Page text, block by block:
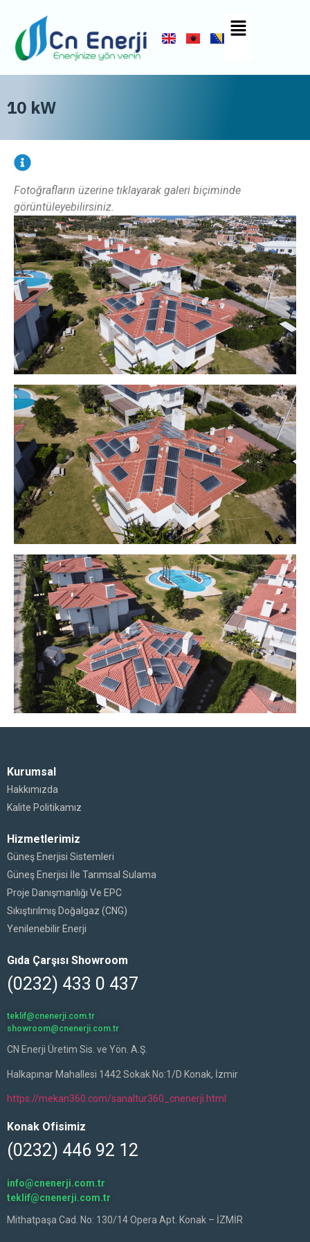
10 kW
Fotoğrafların üzerine tıklayarak galeri biçiminde
görüntüleyebilirsiniz.
Kurumsal
Hakkımızda
Kalite Politikamız
Hizmetlerimiz
Güneş Enerjisi Sistemleri
Güneş Enerjisi İle Tarımsal Sulama
Proje Danışmanlığı Ve EPC
Sıkıştırılmış Doğalgaz (CNG)
Yenilenebilir Enerji
Gıda Çarşısı Showroom
(0232) 433 0 437
teklif@cnenerji.com.tr
showroom@cnenerji.com.tr
CN Enerji Üretim Sis. ve Yön. A.Ş.
Halkapınar Mahallesi 1442 Sokak No:1/D Konak, İzmir
https://mekan360.com/sanaltur360_cnenerji.html
Konak Ofisimiz
(0232) 446 92 12
info@cnenerji.com.tr
teklif@cnenerji.com.tr
Mithatpaşa Cad. No: 130/14 Opera Apt. Konak – İZMİR